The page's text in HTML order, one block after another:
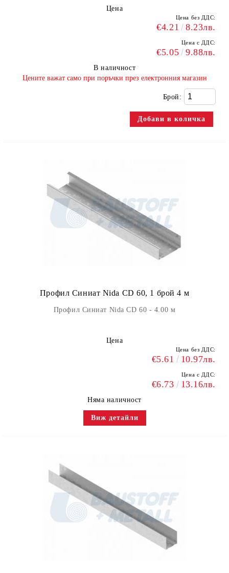
Цена
Цена без ДДС:
€4.21 8.23лв.
Цена с ДДС:
€5.05 9.88лв.
В наличност
​Цените важат само при поръчки през електронния магазин
Брой:
Профил Синиат Nida CD 60, 1 брой 4 м
Профил Синиат Nida CD 60 - 4.00 м
Цена
Цена без ДДС:
€5.61 10.97лв.
Цена с ДДС:
€6.73 13.16лв.
Няма наличност
Виж детайли